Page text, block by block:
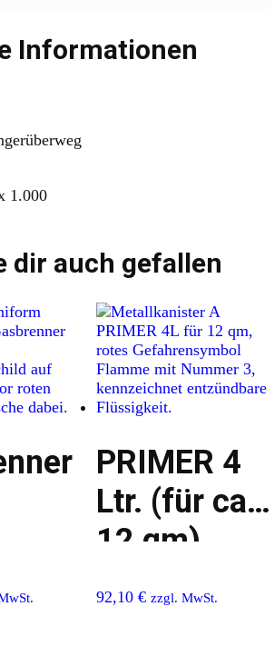
Informationen
1.000
dir auch gefallen
PRIMER 4
Ltr. (für ca.
12 qm)
92,10€ zzgl. MwSt.